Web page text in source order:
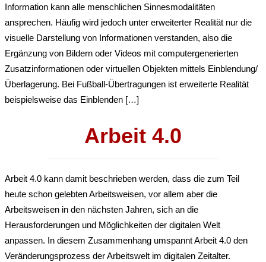
Information kann alle menschlichen Sinnesmodalitäten
ansprechen. Häufig wird jedoch unter erweiterter Realität nur die
visuelle Darstellung von Informationen verstanden, also die
Ergänzung von Bildern oder Videos mit computergenerierten
Zusatzinformationen oder virtuellen Objekten mittels Einblendung/
Überlagerung. Bei Fußball-Übertragungen ist erweiterte Realität
beispielsweise das Einblenden […]
Arbeit 4.0
Arbeit 4.0 kann damit beschrieben werden, dass die zum Teil
heute schon gelebten Arbeitsweisen, vor allem aber die
Arbeitsweisen in den nächsten Jahren, sich an die
Herausforderungen und Möglichkeiten der digitalen Welt
anpassen. In diesem Zusammenhang umspannt Arbeit 4.0 den
Veränderungsprozess der Arbeitswelt im digitalen Zeitalter.